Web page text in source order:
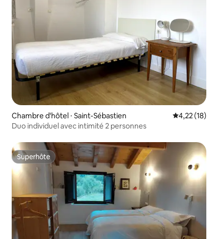
Chambre d'hôtel ⋅ Saint-Sébastien Évaluation
4,22 (18)
Duo individuel avec intimité 2 personnes
Superhôte
Superhôte